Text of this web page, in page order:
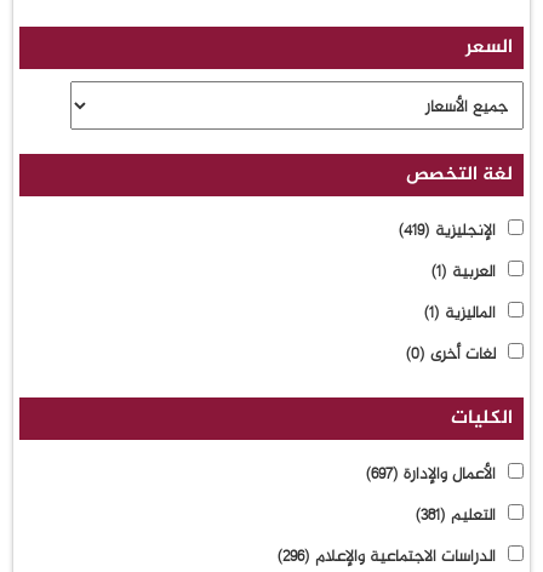
السعر
لغة التخصص
الإنجليزية (419)
العربية (1)
الماليزية (1)
لغات أخرى (0)
الكليات
الأعمال والإدارة (697)
التعليم (381)
الدراسات الاجتماعية والإعلام (296)